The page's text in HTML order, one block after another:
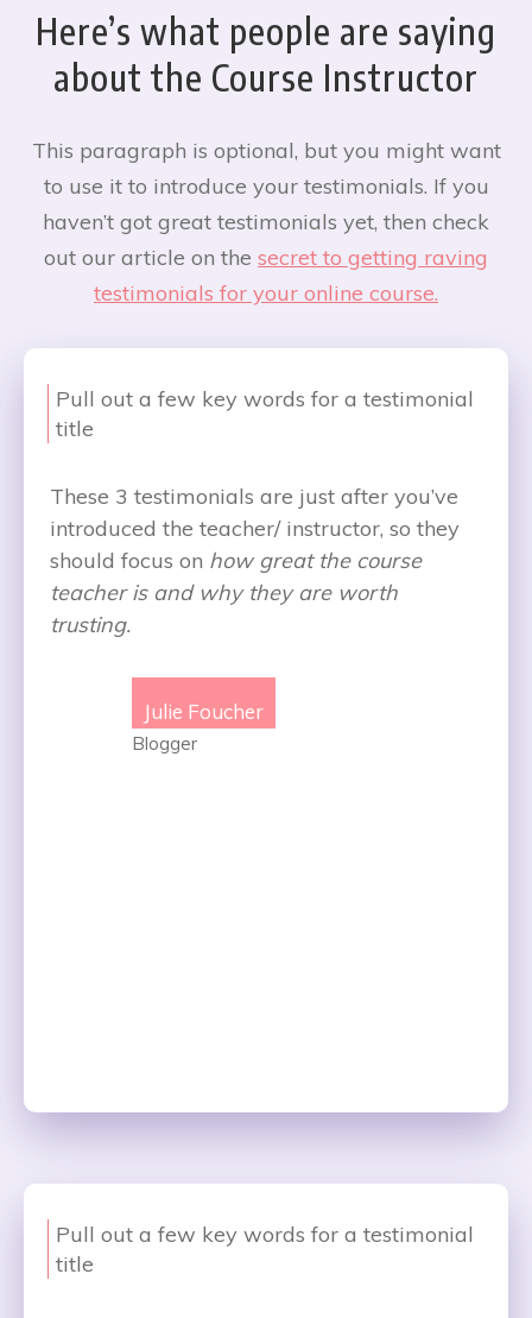
Here’s what people are saying
about the Course Instructor
This paragraph is optional, but you might want
to use it to introduce your testimonials. If you
haven’t got great testimonials yet, then check
out our article on the secret to getting raving
testimonials for your online course.
Pull out a few key words for a testimonial
title
These 3 testimonials are just after you’ve
introduced the teacher/ instructor, so they
should focus on how great the course
teacher is and why they are worth
trusting.
Julie Foucher
Blogger
Pull out a few key words for a testimonial
title